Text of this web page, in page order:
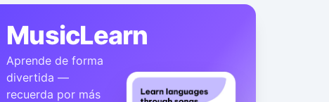
MusicLearn
Aprende de forma
divertida —
recuerda por más